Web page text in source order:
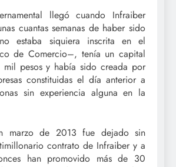
llegó cuando Infraiber
cuantas semanas de haber sido
estaba siquiera inscrita en el
de Comercio–, tenía un capital
pesos y había sido creada por
constituidas el día anterior a
sin experiencia alguna en la
marzo de 2013 fue dejado sin
contrato de Infraiber y a
han promovido más de 30